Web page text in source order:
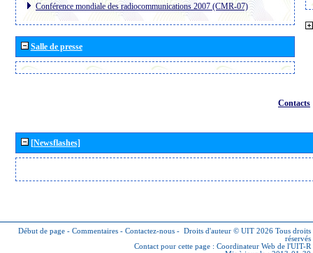
Conférence mondiale des radiocommunications 2007 (CMR-07)
Salle de presse
Contacts
[Newsflashes]
Début de page - Commentaires - Contactez-nous - Droits d'auteur © UIT 2026 Tous droits
réservés
Contact pour cette page : Coordinateur Web de l'UIT-R